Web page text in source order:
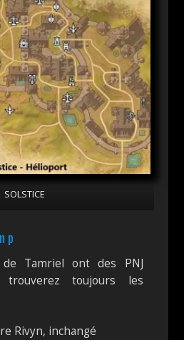
SOLSTICE
Tamriel ont des PNJ
trouverez toujours les
Rivyn, inchangé